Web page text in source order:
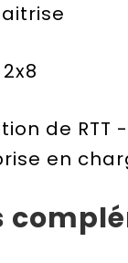
de
en